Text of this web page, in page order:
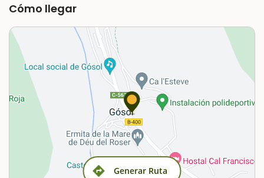
Cómo llegar
Generar Ruta